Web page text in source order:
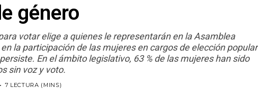
género
votar elige a quienes le representarán en la Asamblea
la participación de las mujeres en cargos de elección popular
En el ámbito legislativo, 63 % de las mujeres han sido
sin voz y voto.
7 LECTURA (MINS)